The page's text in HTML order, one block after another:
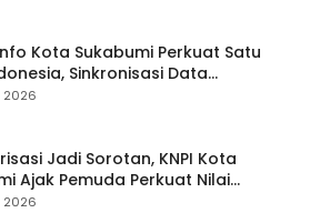
Kota Sukabumi Perkuat Satu
Sinkronisasi Data
Dikebut
2026
Jadi Sorotan, KNPI Kota
Ajak Pemuda Perkuat Nilai
2026